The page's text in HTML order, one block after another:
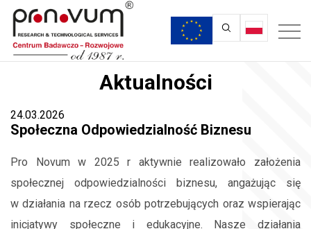
Aktualności
24.03.2026
Społeczna Odpowiedzialność Biznesu
Pro Novum w 2025 r aktywnie realizowało założenia
społecznej odpowiedzialności biznesu, angażując się
w działania na rzecz osób potrzebujących oraz wspierając
inicjatywy społeczne i edukacyjne. Nasze działania